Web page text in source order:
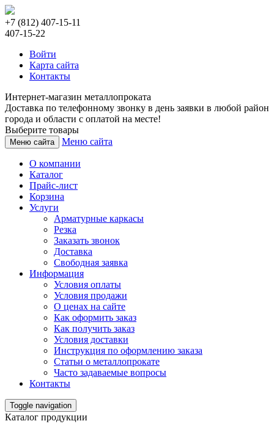
+7 (812) 407-15-11
407-15-22
Войти
Карта сайта
Контакты
Интернет-магазин металлопроката
Доставка по телефонному звонку в день заявки в любой район
города и области с оплатой на месте!
Выберите товары
Меню сайта Меню сайта
О компании
Каталог
Прайс-лист
Корзина
Услуги
Арматурные каркасы
Резка
Заказать звонок
Доставка
Свободная заявка
Информация
Условия оплаты
Условия продажи
О ценах на сайте
Как оформить заказ
Как получить заказ
Условия доставки
Инструкция по оформлению заказа
Статьи о металлопрокате
Часто задаваемые вопросы
Контакты
Toggle navigation
Каталог продукции